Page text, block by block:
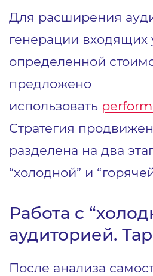
Для расширения
генерации входящих
определенной
предложено
использовать
Стратегия
разделена на два
“холодной” и
Работа с
аудиторией.
После анализа